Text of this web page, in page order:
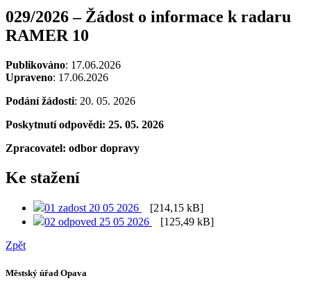
029/2026 – Žádost o informace k radaru
RAMER 10
Publikováno: 17.06.2026
Upraveno: 17.06.2026
Podání žádosti: 20. 05. 2026
Poskytnutí odpovědi: 25. 05. 2026
Zpracovatel: odbor dopravy
Ke stažení
01 zadost 20 05 2026
[214,15 kB]
02 odpoved 25 05 2026
[125,49 kB]
Zpět
Městský úřad Opava